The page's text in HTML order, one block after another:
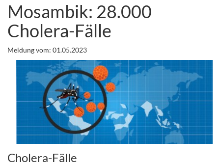
Mosambik: 28.000
Cholera-Fälle
Meldung vom: 01.05.2023
Cholera-Fälle